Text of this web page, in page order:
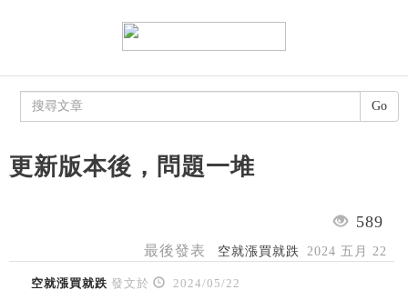
更新版本後，問題一堆
589
最後發表 空就漲買就跌 2024 五月 22
空就漲買就跌 發文於 2024/05/22
Go